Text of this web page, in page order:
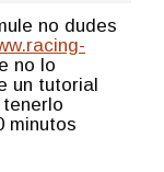
no dudes
no lo
un tutorial
minutos